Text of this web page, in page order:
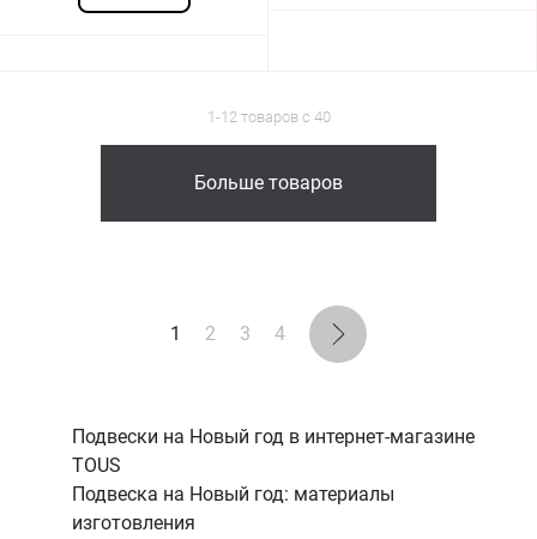
1-12 товаров с 40
Больше товаров
1 2 3 4
Подвески на Новый год в интернет-магазине
TOUS
Подвеска на Новый год: материалы
изготовления